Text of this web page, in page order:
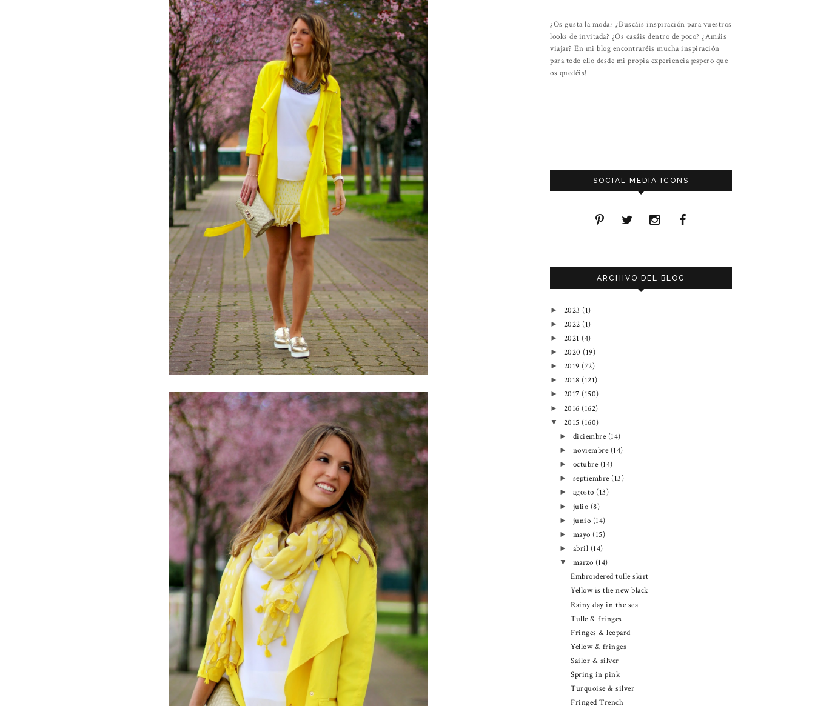
¿Os gusta la moda? ¿Buscáis inspiración para vuestros
looks de invitada? ¿Os casáis dentro de poco? ¿Amáis
viajar? En mi blog encontraréis mucha inspiración
para todo ello desde mi propia experiencia ¡espero que
os quedéis!
SOCIAL MEDIA ICONS
ARCHIVO DEL BLOG
► 2023 (1)
► 2022 (1)
► 2021 (4)
► 2020 (19)
► 2019 (72)
► 2018 (121)
► 2017 (150)
► 2016 (162)
▼ 2015 (160)
► diciembre (14)
► noviembre (14)
► octubre (14)
► septiembre (13)
► agosto (13)
► julio (8)
► junio (14)
► mayo (15)
► abril (14)
▼ marzo (14)
Embroidered tulle skirt
Yellow is the new black
Rainy day in the sea
Tulle & fringes
Fringes & leopard
Yellow & fringes
Sailor & silver
Spring in pink
Turquoise & silver
Fringed Trench